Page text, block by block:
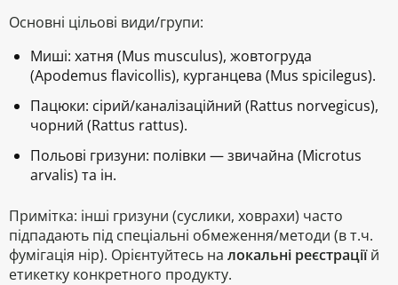
Основні цільові види/групи:
Миші: хатня (Mus musculus), жовтогруда
(Apodemus flavicollis), курганцева (Mus spicilegus).
Пацюки: сірий/каналізаційний (Rattus norvegicus),
чорний (Rattus rattus).
Польові гризуни: полівки — звичайна (Microtus
arvalis) та ін.
Примітка: інші гризуни (суслики, ховрахи) часто
підпадають під спеціальні обмеження/методи (в т.ч.
фумігація нір). Орієнтуйтесь на локальні реєстраціїй
етикетку конкретного продукту.